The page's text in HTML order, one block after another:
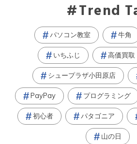
Trend
パソコン教室 牛角
いちふじ 高価買取
シュープラザ小田原店
PayPay プログラミング
初心者 パタゴニア
山の日